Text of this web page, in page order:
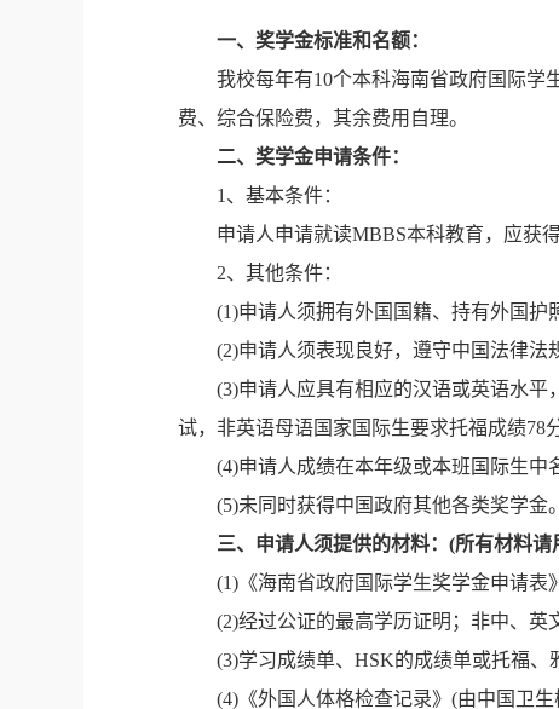
一、奖学金标准和名额：
我校每年有10个本科海南省政府国际学
费、综合保险费，其余费用自理。
二、奖学金申请条件：
1 、基本条件：
申请人申请就读MBBS本科教育，应获
2、其他条件：
(1)申请人须拥有外国国籍、持有外国护
(2)申请人须表现良好，遵守中国法律法
(3)申请人应具有相应的汉语或英语水平
试，非英语母语国家国际生要求托福成绩78
(4)申请人成绩在本年级或本班国际生中
(5)未同时获得中国政府其他各类奖学金。
三、 申请人须提供的材料： (所有材料请
(1)《海南省政府国际学生奖学金申请表
(2)经过公证的最高学历证明；非中、英
(3)学习成绩单、 HSK的成绩单或托福、
(4)《外国人体格检查记录》 (由中国卫生